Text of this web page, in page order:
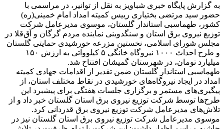
به گزارش پایگاه خبری شباویز به نقل از توانیر، در مراسمی با
حضور سید مرتضی بختیاری رییس کمیته امداد امام خمینی(ره)
کشور، طهماسبی استاندار گلستان، موسوی مدیرعامل شرکت
توزیع نیروی برق استان و سنگدوینی نماینده مردم گرگان و آق‌قلا در
مجلس شورای اسلامی، نخستین مزرعه خورشیدی حمایتی گلستان
و طرح احداث ۱۰۰۰ نیروگاه خانگی ۵ کیلوواتی به ارزش ۱۵۰
میلیارد تومان، در شهرستان گمیشان افتتاح شد.
طهماسبی استاندار گلستان ضمن تقدیر از اقدامات جهادی کمیته
امداد در ایجاد نیروگاه‌های خورشیدی در نقاط مختلف استان، از
پیگیری‌های مستمر و برگزاری جلسات هفتگی برای پیشبرد این
طرح‌ها توسط شرکت توزیع نیروی برق استان گلستان خبر داد و از
تلاش‌های مدیرعامل شرکت توزیع نیروی برق قدردانی کرد.
موسوی مدیرعامل شرکت توزیع نیروی برق استان گلستان نیز در